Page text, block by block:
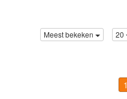
Meest bekeken 20
1